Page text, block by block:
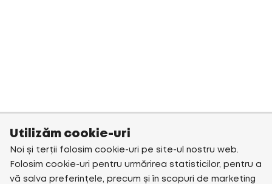
Utilizăm cookie-uri
Noi și terții folosim cookie-uri pe site-ul nostru web.
Folosim cookie-uri pentru urmărirea statisticilor, pentru a
vă salva preferințele, precum și în scopuri de marketing